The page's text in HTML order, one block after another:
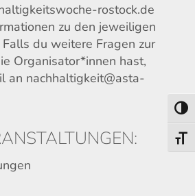
rostock.de
zu den jeweiligen
du weitere Fragen zur
Organisator*innen hast,
an nachhaltigkeit@asta-